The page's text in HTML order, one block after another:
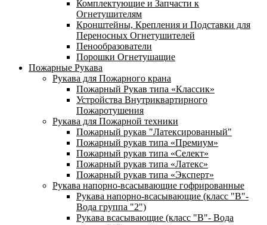
Комплектующие и Запчасти к
Огнетушителям
Кронштейны, Крепления и Подставки для
Переносных Огнетушителей
Пенообразователи
Порошки Огнетушащие
Пожарные Рукава
Рукава для Пожарного крана
Пожарный Рукав типа «Классик»
Устройства Внутриквартирного
Пожаротушения
Рукава для Пожарной техники
Пожарный рукав "Латексированный"
Пожарный рукав типа «Премиум»
Пожарный рукав типа «Селект»
Пожарный рукав типа «Латекс»
Пожарный рукав типа «Эксперт»
Рукава напорно-всасывающие гофрированные
Рукава напорно-всасывающие (класс "В"-
Вода группа "2")
Рукава всасывающие (класс "В"- Вода